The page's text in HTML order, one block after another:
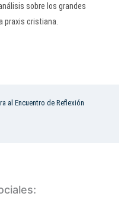
sobre los grandes
praxis cristiana.
al Encuentro de Reflexión